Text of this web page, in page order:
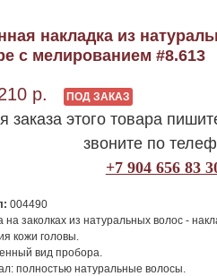
накладка из
с мелированием #8.613
р. ПОД ЗАКАЗ
заказа этого товара
звоните по
+7 904 656 83
004490
на заколках из натуральных волос -
кожи головы.
вид пробора.
полностью натуральные волосы.